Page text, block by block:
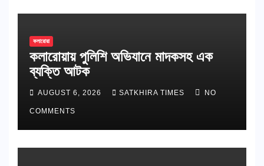
কলারোয়া
কলারোয়ায় পুলিশি অভিযানে মাদকসহ এক
ব্যক্তি আটক
AUGUST 6, 2026 SATKHIRA TIMES NO
COMMENTS